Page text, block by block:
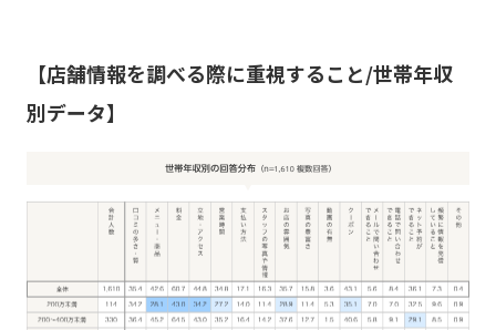
【店舗情報を調べる際に重視すること/世帯年収
別データ】